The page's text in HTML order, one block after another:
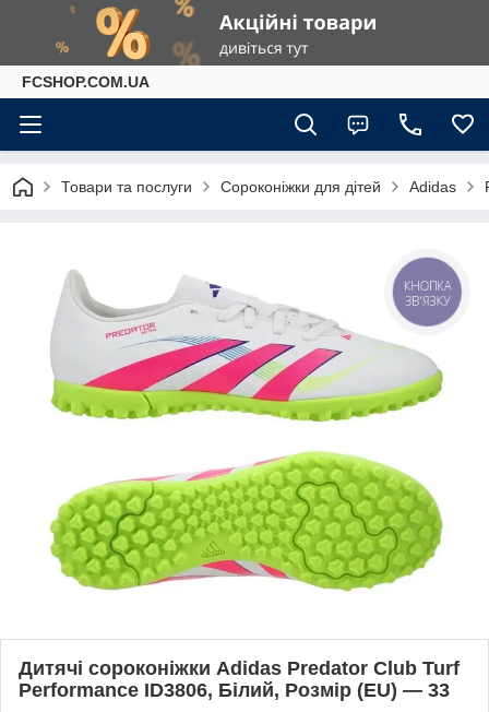
FCSHOP.COM.UA
Товари та послуги Сороконіжки для дітей Adidas
Дитячі сороконіжки Adidas Predator Club Turf
Performance ID3806, Білий, Розмір (EU) — 33
КНОПКА
ЗВ'ЯЗКУ